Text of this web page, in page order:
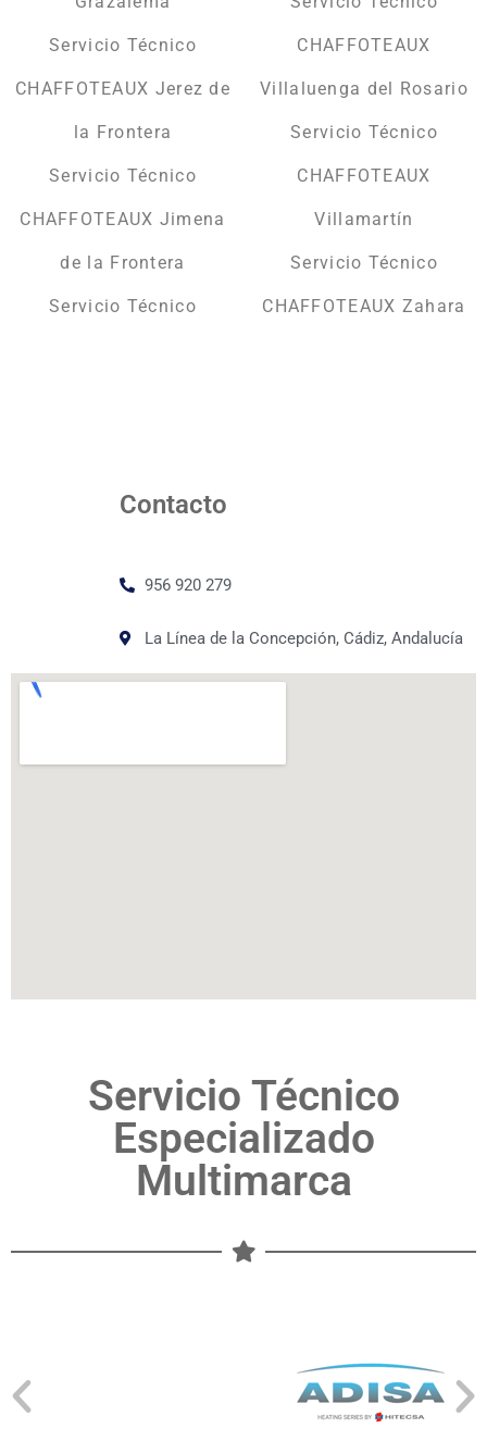
Servicio Técnico
CHAFFOTEAUX Jerez de
la Frontera
Servicio Técnico
CHAFFOTEAUX Jimena
de la Frontera
Servicio Técnico
CHAFFOTEAUX
Villaluenga del Rosario
Servicio Técnico
CHAFFOTEAUX
Villamartín
Servicio Técnico
CHAFFOTEAUX Zahara
Contacto
956 920 279
La Línea de la Concepción, Cádiz, Andalucía
Servicio Técnico
Especializado
Multimarca